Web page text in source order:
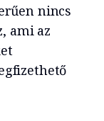
nincs
ami az